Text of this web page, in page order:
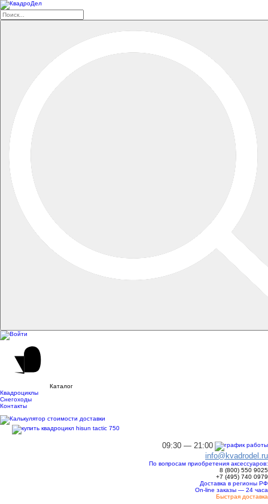
Каталог
Квадроциклы
Снегоходы
Контакты
09:30 — 21:00
info@kvadrodel.ru
По вопросам приобретения аксессуаров:
8 (800) 550 9025
+7 (495) 740 0979
Доставка в регионы РФ
On-line заказы — 24 часа
Быстрая доставка